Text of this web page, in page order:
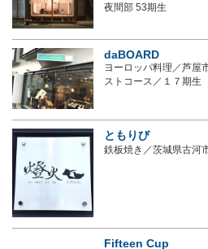
夜間部 53期生
daBOARD
ヨーロッパ料理／芦屋
ストコース／１７期生
ともりび
鉄板焼き／茨城県古河
Fifteen Cup